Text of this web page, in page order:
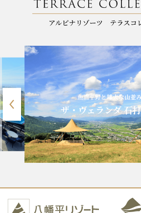
魚沼平野と雄大な山並
ザ・ヴェランダ 石